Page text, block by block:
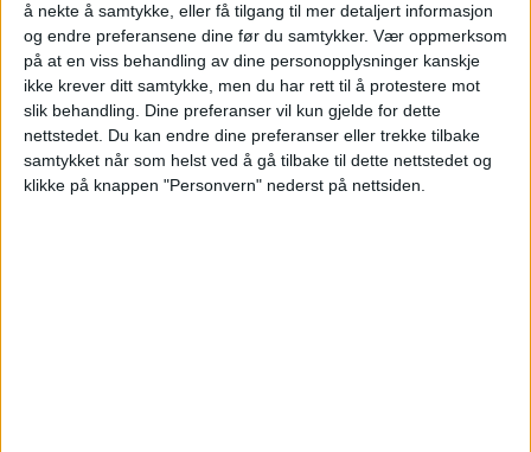
å nekte å samtykke, eller få tilgang til mer detaljert informasjon
og endre preferansene dine før du samtykker. Vær oppmerksom
på at en viss behandling av dine personopplysninger kanskje
ikke krever ditt samtykke, men du har rett til å protestere mot
slik behandling. Dine preferanser vil kun gjelde for dette
nettstedet. Du kan endre dine preferanser eller trekke tilbake
samtykket når som helst ved å gå tilbake til dette nettstedet og
klikke på knappen "Personvern" nederst på nettsiden.